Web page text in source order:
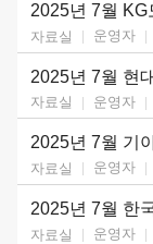
2025년 7월 KG
자료실 운영자
2025년 7월 현
자료실 운영자
2025년 7월 기
자료실 운영자
2025년 7월 한
자료실 운영자